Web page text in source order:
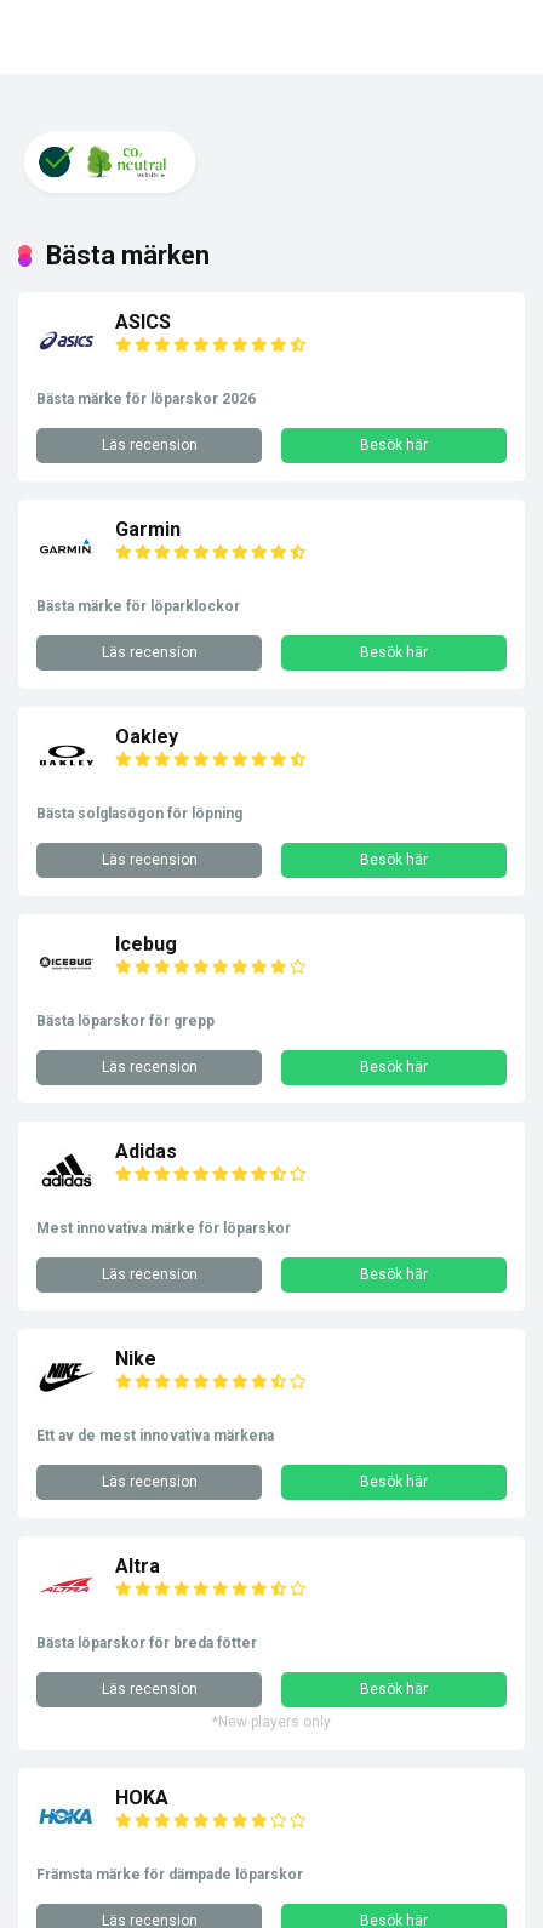
Bästa märken
ASICS
Bästa märke för löparskor 2026
Läs recension Besök här
Garmin
Bästa märke för löparklockor
Läs recension Besök här
Oakley
Bästa solglasögon för löpning
Läs recension Besök här
Icebug
Bästa löparskor för grepp
Läs recension Besök här
Adidas
Mest innovativa märke för löparskor
Läs recension Besök här
Nike
Ett av de mest innovativa märkena
Läs recension Besök här
Altra
Bästa löparskor för breda fötter
Läs recension
Besök här
*New players only
HOKA
Främsta märke för dämpade löparskor
Läs recension Besök här